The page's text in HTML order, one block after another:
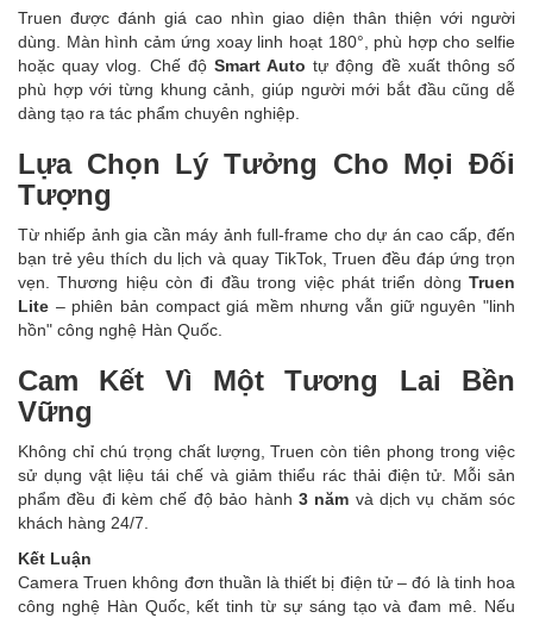
Truen được đánh giá cao nhìn giao diện thân thiện với người
dùng. Màn hình cảm ứng xoay linh hoạt 180°, phù hợp cho selfie
hoặc quay vlog. Chế độ Smart Auto tự động đề xuất thông số
phù hợp với từng khung cảnh, giúp người mới bắt đầu cũng dễ
dàng tạo ra tác phẩm chuyên nghiệp.
Lựa Chọn Lý Tưởng Cho Mọi Đối
Tượng
Từ nhiếp ảnh gia cần máy ảnh full-frame cho dự án cao cấp, đến
bạn trẻ yêu thích du lịch và quay TikTok, Truen đều đáp ứng trọn
vẹn. Thương hiệu còn đi đầu trong việc phát triển dòng Truen
Lite – phiên bản compact giá mềm nhưng vẫn giữ nguyên "linh
hồn" công nghệ Hàn Quốc.
Cam Kết Vì Một Tương Lai Bền
Vững
Không chỉ chú trọng chất lượng, Truen còn tiên phong trong việc
sử dụng vật liệu tái chế và giảm thiểu rác thải điện tử. Mỗi sản
phẩm đều đi kèm chế độ bảo hành 3 năm và dịch vụ chăm sóc
khách hàng 24/7.
Kết Luận
Camera Truen không đơn thuần là thiết bị điện tử – đó là tinh hoa
công nghệ Hàn Quốc, kết tinh từ sự sáng tạo và đam mê. Nếu